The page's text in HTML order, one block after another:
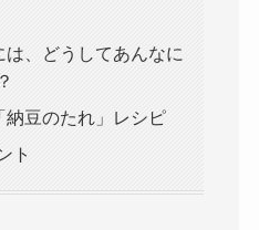
は、どうしてあんなに
納豆のたれ」レシピ
ト